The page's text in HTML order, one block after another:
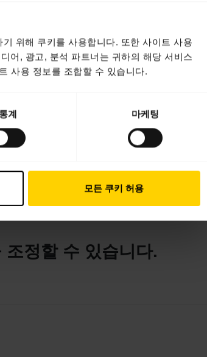
위해 쿠키를 사용합니다. 또한 사이트 사용
어, 광고, 분석 파트너는 귀하의 해당 서비스
사용 정보를 조합할 수 있습니다.
통계 마케팅
모든 쿠키 허용
정할 수 있습니다.